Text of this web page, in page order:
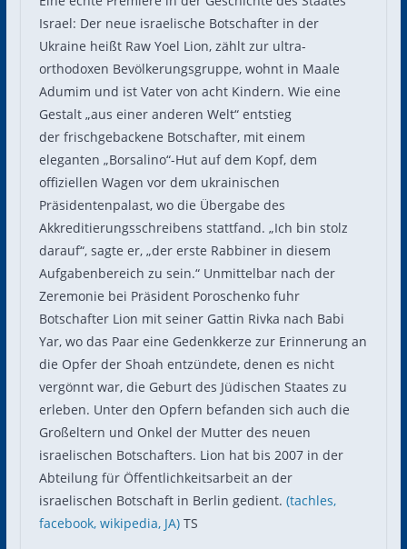
Israel: Der neue israelische Botschafter in der
Ukraine heißt Raw Yoel Lion, zählt zur ultra-
orthodoxen Bevölkerungsgruppe, wohnt in Maale
Adumim und ist Vater von acht Kindern. Wie eine
Gestalt „aus einer anderen Welt“ entstieg
der frischgebackene Botschafter, mit einem
eleganten „Borsalino“-Hut auf dem Kopf, dem
offiziellen Wagen vor dem ukrainischen
Präsidentenpalast, wo die Übergabe des
Akkreditierungsschreibens stattfand. „Ich bin stolz
darauf“, sagte er, „der erste Rabbiner in diesem
Aufgabenbereich zu sein.“ Unmittelbar nach der
Zeremonie bei Präsident Poroschenko fuhr
Botschafter Lion mit seiner Gattin Rivka nach Babi
Yar, wo das Paar eine Gedenkkerze zur Erinnerung an
die Opfer der Shoah entzündete, denen es nicht
vergönnt war, die Geburt des Jüdischen Staates zu
erleben. Unter den Opfern befanden sich auch die
Großeltern und Onkel der Mutter des neuen
israelischen Botschafters. Lion hat bis 2007 in der
Abteilung für Öffentlichkeitsarbeit an der
israelischen Botschaft in Berlin gedient. (tachles,
facebook, wikipedia, JA) TS